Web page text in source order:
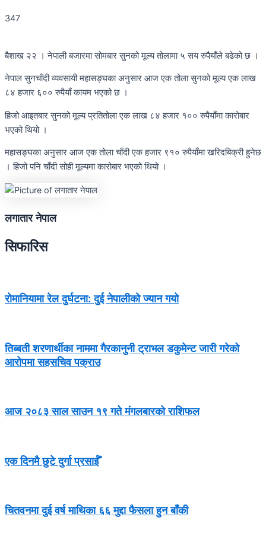
347
बैशाख २२ । नेपाली बजारमा सोमबार सुनको मूल्य तोलामा ५ सय रुपैयाँले बढेको छ ।
नेपाल सुनचाँदी व्यवसायी महासङ्घका अनुसार आज एक तोला सुनको मूल्य एक लाख
८४ हजार ६०० रुपैयाँ कायम भएको छ ।
हिजो आइतबार सुनको मूल्य प्रतितोला एक लाख ८४ हजार १०० रुपैयाँमा कारोबार
भएको थियो ।
महासङ्घका अनुसार आज एक तोला चाँदी एक हजार ९१० रुपैयाँमा खरिदबिक्री हुनेछ
। हिजो पनि चाँदी सोही मूल्यमा कारोबार भएको थियो ।
लगातार नेपाल
सिफारिस
रोमानियामा रेल दुर्घटना: दुई नेपालीको ज्यान गयो
तिब्बती शरणार्थीका नाममा गैरकानुनी ट्राभल डकुमेन्ट जारी गरेको
आरोपमा सहसचिव पक्राउ
आज २०८३ साल साउन १९ गते मंगलबारको राशिफल
एक दिनमै छुटे दुर्गा प्रसाईँ
चितवनमा दुई वर्ष माथिका ६६ मुद्दा फैसला हुन बाँकी